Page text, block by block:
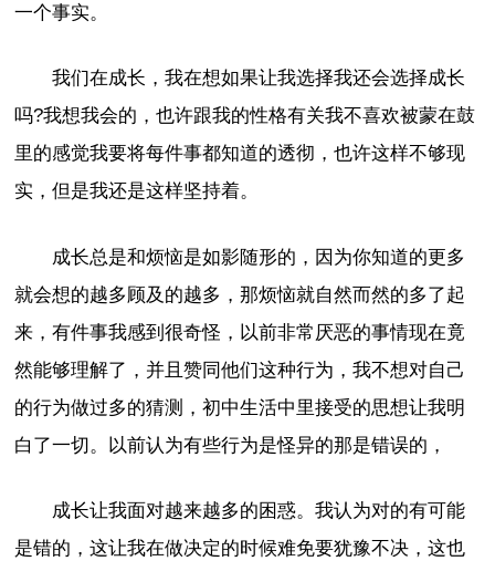
一个事实。
我们在成长，我在想如果让我选择我还会选择成长
吗?我想我会的，也许跟我的性格有关我不喜欢被蒙在鼓
里的感觉我要将每件事都知道的透彻，也许这样不够现
实，但是我还是这样坚持着。
成长总是和烦恼是如影随形的，因为你知道的更多
就会想的越多顾及的越多，那烦恼就自然而然的多了起
来，有件事我感到很奇怪，以前非常厌恶的事情现在竟
然能够理解了，并且赞同他们这种行为，我不想对自己
的行为做过多的猜测，初中生活中里接受的思想让我明
白了一切。以前认为有些行为是怪异的那是错误的，
成长让我面对越来越多的困惑。我认为对的有可能
是错的，这让我在做决定的时候难免要犹豫不决，这也